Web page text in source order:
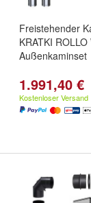
Freistehender
KRATKI
Außenkaminset
1.991,40 €
Kostenloser Versand